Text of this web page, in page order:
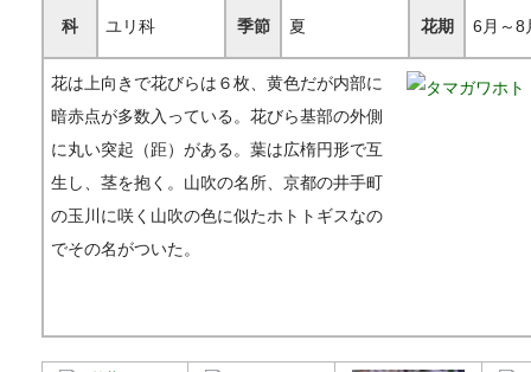
科 ユリ科 季節 夏 花期 6月～8
花は上向きで花びらは６枚、黄色だが内部に
暗赤点が多数入っている。花びら基部の外側
に丸い突起（距）がある。葉は広楕円形で互
生し、茎を抱く。山吹の名所、京都の井手町
の玉川に咲く山吹の色に似たホトトギスなの
でその名がついた。